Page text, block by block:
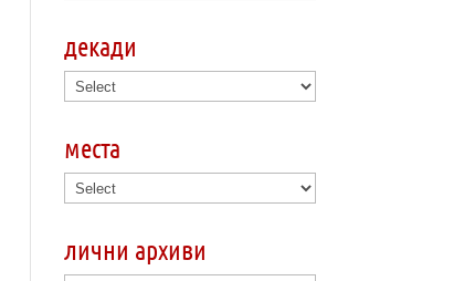
декади
места
лични архиви